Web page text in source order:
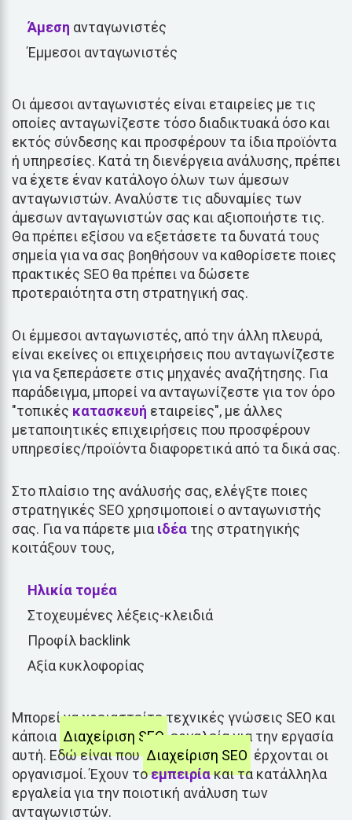
Άμεση ανταγωνιστές
Έμμεσοι ανταγωνιστές
Οι άμεσοι ανταγωνιστές είναι εταιρείες με τις
οποίες ανταγωνίζεστε τόσο διαδικτυακά όσο και
εκτός σύνδεσης και προσφέρουν τα ίδια προϊόντα
ή υπηρεσίες. Κατά τη διενέργεια ανάλυσης, πρέπει
να έχετε έναν κατάλογο όλων των άμεσων
ανταγωνιστών. Αναλύστε τις αδυναμίες των
άμεσων ανταγωνιστών σας και αξιοποιήστε τις.
Θα πρέπει εξίσου να εξετάσετε τα δυνατά τους
σημεία για να σας βοηθήσουν να καθορίσετε ποιες
πρακτικές SEO θα πρέπει να δώσετε
προτεραιότητα στη στρατηγική σας.
Οι έμμεσοι ανταγωνιστές, από την άλλη πλευρά,
είναι εκείνες οι επιχειρήσεις που ανταγωνίζεστε
για να ξεπεράσετε στις μηχανές αναζήτησης. Για
παράδειγμα, μπορεί να ανταγωνίζεστε για τον όρο
"τοπικές κατασκευή εταιρείες", με άλλες
μεταποιητικές επιχειρήσεις που προσφέρουν
υπηρεσίες/προϊόντα διαφορετικά από τα δικά σας.
Στο πλαίσιο της ανάλυσής σας, ελέγξτε ποιες
στρατηγικές SEO χρησιμοποιεί ο ανταγωνιστής
σας. Για να πάρετε μια ιδέα της στρατηγικής
κοιτάξουν τους,
Ηλικία τομέα
Στοχευμένες λέξεις-κλειδιά
Προφίλ backlink
Αξία κυκλοφορίας
Μπορεί να χρειαστείτε τεχνικές γνώσεις SEO και
κάποια Διαχείριση SEO εργαλεία για την εργασία
αυτή. Εδώ είναι που Διαχείριση SEO έρχονται οι
οργανισμοί. Έχουν τοεμπειρίακαι τα κατάλληλα
εργαλεία για την ποιοτική ανάλυση των
ανταγωνιστών.